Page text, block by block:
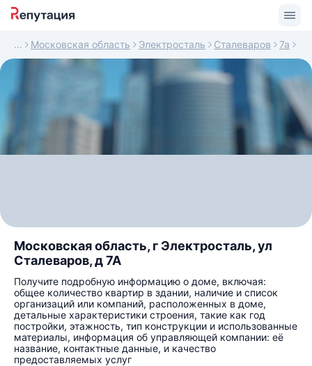
Московская область Электросталь Сталеваров 7а
Московская область, г Электросталь, ул
Сталеваров, д 7А
Получите подробную информацию о доме, включая:
общее количество квартир в здании, наличие и список
организаций или компаний, расположенных в доме,
детальные характеристики строения, такие как год
постройки, этажность, тип конструкции и использованные
материалы, информация об управляющей компании: её
название, контактные данные, и качество
предоставляемых услуг